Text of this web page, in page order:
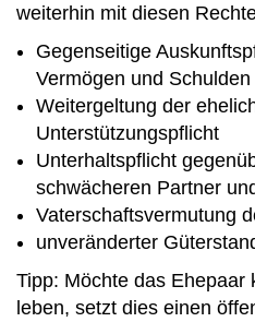
weiterhin mit diesen
Gegenseitige
Vermögen und Schulden
Weitergeltung der
Unterstützungspflicht
Unterhaltspflicht
schwächeren Partner
Vaterschaftsvermutung
unveränderter
Tipp: Möchte das Ehepaar
leben, setzt dies einen